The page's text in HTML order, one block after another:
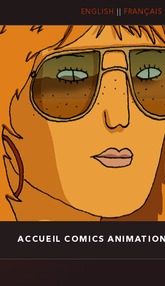
ENGLISH FRANÇAIS
ACCUEIL COMICS ANIMATION